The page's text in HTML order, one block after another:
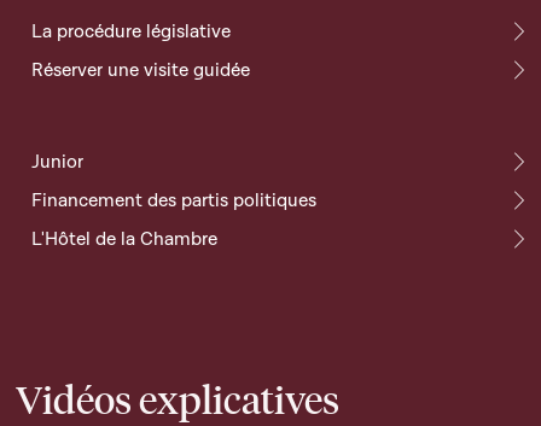
La procédure législative
Réserver une visite guidée
Junior
Financement des partis politiques
L'Hôtel de la Chambre
Vidéos explicatives